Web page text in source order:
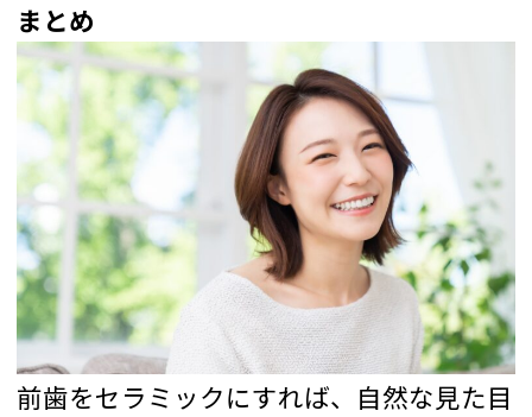
まとめ
前歯をセラミックにすれば、自然な見た目